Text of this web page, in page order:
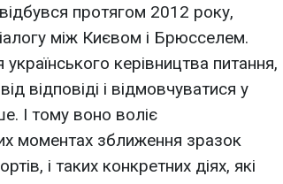
протягом 2012 року,
між Києвом і Брюсселем.
керівництва питання,
відповіді і відмовчуватися у
І тому воно воліє
моментах зближення зразок
і таких конкретних діях, які